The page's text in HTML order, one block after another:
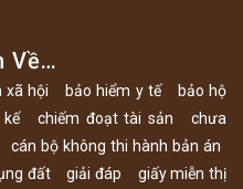
Về…
xã hội bảo hiểm y tế
bảo hộ
chiếm đoạt tài sản
chưa
cán bộ không thi hành bản án
đất
giải đáp
giấy miễn thị